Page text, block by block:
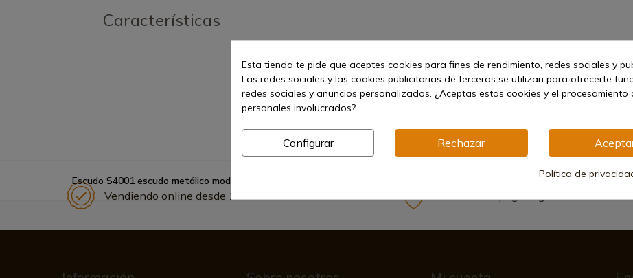
Características
Escudo S4001 escudo metálico modelo templario alargado
Vendiendo online desde 1998
Esta tienda te pide que aceptes cookies para fines de rendimiento, redes sociales y
Las redes sociales y las cookies publicitarias de terceros se utilizan para ofrecerte
redes sociales y anuncios personalizados. ¿Aceptas estas cookies y el procesamiento
personales involucrados?
Configurar Rechazar
Política de